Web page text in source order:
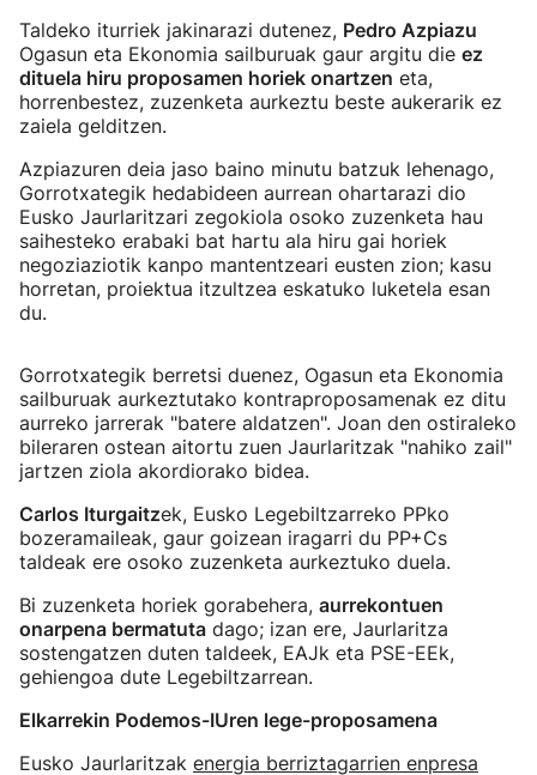
Taldeko iturriek jakinarazi dutenez, Pedro Azpiazu
Ogasun eta Ekonomia sailburuak gaur argitu die ez
dituela hiru proposamen horiek onartzen eta,
horrenbestez, zuzenketa aurkeztu beste aukerarik ez
zaiela gelditzen.
Azpiazuren deia jaso baino minutu batzuk lehenago,
Gorrotxategik hedabideen aurrean ohartarazi dio
Eusko Jaurlaritzari zegokiola osoko zuzenketa hau
saihesteko erabaki bat hartu ala hiru gai horiek
negoziaziotik kanpo mantentzeari eusten zion; kasu
horretan, proiektua itzultzea eskatuko luketela esan
du.
Gorrotxategik berretsi duenez, Ogasun eta Ekonomia
sailburuak aurkeztutako kontraproposamenak ez ditu
aurreko jarrerak "batere aldatzen". Joan den ostiraleko
bileraren ostean aitortu zuen Jaurlaritzak "nahiko zail"
jartzen ziola akordiorako bidea.
Carlos Iturgaitzek, Eusko Legebiltzarreko PPko
bozeramaileak, gaur goizean iragarri du PP+Cs
taldeak ere osoko zuzenketa aurkeztuko duela.
Bi zuzenketa horiek gorabehera, aurrekontuen
onarpena bermatuta dago; izan ere, Jaurlaritza
sostengatzen duten taldeek, EAJk eta PSE-EEk,
gehiengoa dute Legebiltzarrean.
Elkarrekin Podemos-IUren lege-proposamena
Eusko Jaurlaritzak energia berriztagarrien enpresa